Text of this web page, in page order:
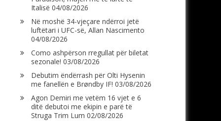
Italisë 04/08/2026
Në moshë 34-vjeçare ndërroi jetë
luftëtari i UFC-së, Allan Nascimento
04/08/2026
Como ashpërson rregullat për biletat
sezonale! 03/08/2026
Debutim ëndërrash për Olti Hysenin
me fanellën e Brøndby IF! 03/08/2026
Agon Demiri me vetëm 16 vjet e 6
ditë debutoi me ekipin e parë të
Struga Trim Lum 02/08/2026